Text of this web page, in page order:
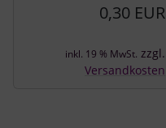
0,30 EUR
inkl. 19 % MwSt. zzgl.
Versandkosten